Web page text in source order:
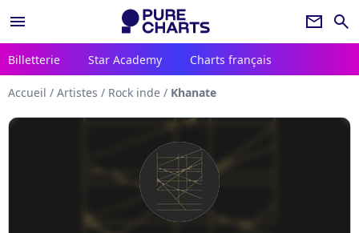
menu newsletter search
Billetterie Star Academy Charts français
Accueil / Artistes / Rock inde / Khanate